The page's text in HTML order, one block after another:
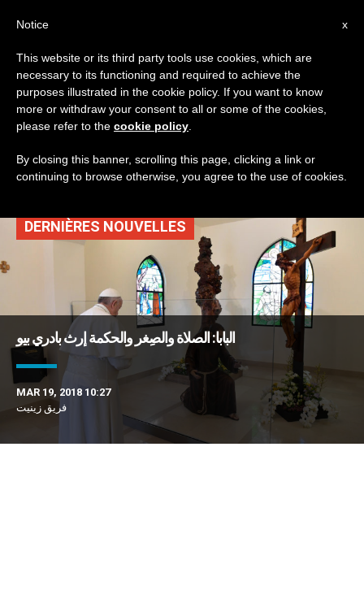
TAG
Posts Tagged ‘سان
جيوفاني روتوندو’
DERNIÈRES NOUVELLES
البابا: الصلاة والصِغر والحكمة إرث بادري بيو
MAR 19, 2018 10:27
فريق زينيت
x
Notice
This website or its third party tools use cookies, which are
necessary to its functioning and required to achieve the
purposes illustrated in the cookie policy. If you want to know
more or withdraw your consent to all or some of the cookies,
please refer to the cookie policy
By closing this banner, scrolling this page, clicking a link or
continuing to browse otherwise, you agree to the use of cookies.